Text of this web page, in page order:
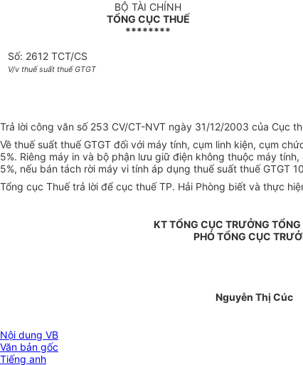
BỘ TÀI CHÍNH
TỔNG CỤC THUẾ
********
Số: 2612 TCT/CS
V/v thuế suất thuế GTGT
Trả lời công văn số 253 CV/CT-NVT ngày 31/12/2003 của Cục
Về thuế suất thuế GTGT đối với máy tính, cụm linh kiện, cụm
5%. Riêng máy in và bộ phận lưu giữ điện không thuộc máy
5%, nếu bán tách rời máy vi tính áp dụng thuế suất thuế GTGT
Tổng cục Thuế trả lời để cục thuế TP. Hải Phòng biết và thực
KT TỔNG CỤC TRƯỞNG TỔNG
PHÓ TỔNG CỤC
Nguyễn Thị Cúc
Nội dung VB
Văn bản gốc
Tiếng anh